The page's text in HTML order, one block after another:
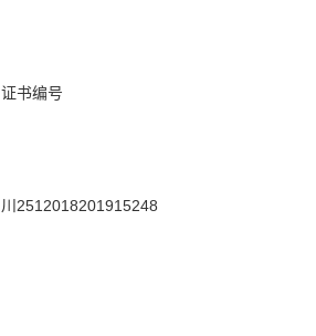
证书编号
川2512018201915248